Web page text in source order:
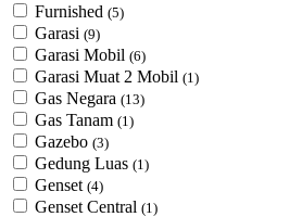
Furnished (5)
Garasi (9)
Garasi Mobil (6)
Garasi Muat 2 Mobil (1)
Gas Negara (13)
Gas Tanam (1)
Gazebo (3)
Gedung Luas (1)
Genset (4)
Genset Central (1)